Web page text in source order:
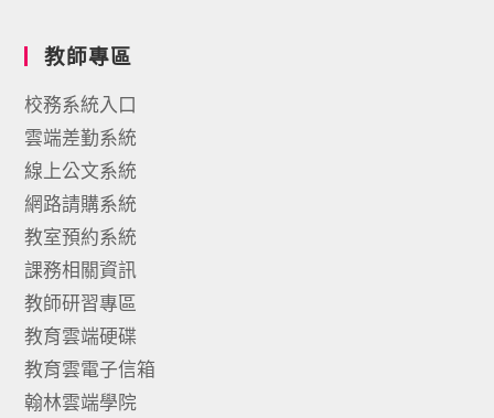
教師專區
校務系統入口
雲端差勤系統
線上公文系統
網路請購系統
教室預約系統
課務相關資訊
教師研習專區
教育雲端硬碟
教育雲電子信箱
翰林雲端學院